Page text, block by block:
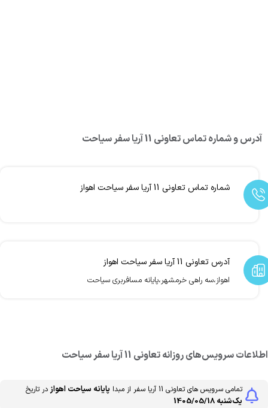
آدرس و شماره تماس تعاونی 11 آریا سفر سیاحت
شماره تماس تعاونی 11 آریا سفر سیاحت اهواز
آدرس تعاونی 11 آریا سفر سیاحت اهواز
اهواز،سه راهی خرمشهر،پایانه مسافربری سیاحت
سرویس‌های روزانه تعاونی 11 آریا سفر سیاحت
تمامی سرویس های تعاونی 11 آریا سفر از مبدا پایانه سیاحت اهواز در تاریخ
یک‌شنبه 1405/05/18